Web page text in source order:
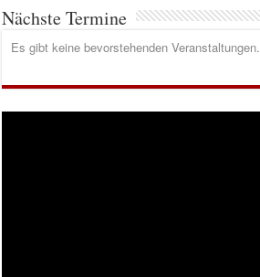
Nächste Termine
Es gibt keine bevorstehenden Veranstaltungen.